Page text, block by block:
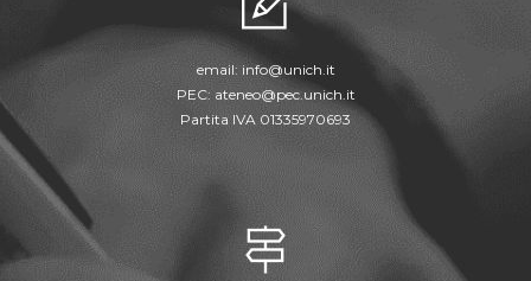
email: info@unich.it
PEC: ateneo@pec.unich.it
Partita IVA 01335970693